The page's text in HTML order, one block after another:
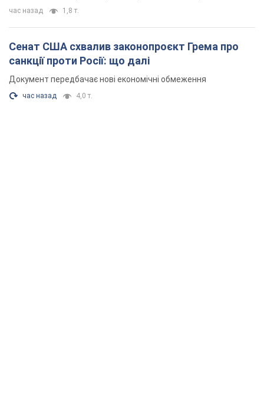
час назад 1,8 т.
Сенат США схвалив законопроєкт Грема про
санкції проти Росії: що далі
Документ передбачає нові економічні обмеження
час назад 4,0 т.